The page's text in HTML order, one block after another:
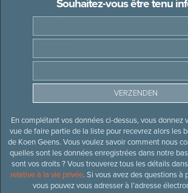
Souhaitez-vous être tenu
En complétant vos données ci-dessus, vous donnez
vue de faire partie de la liste pour recevrez alors les
de Koen Geens. Vous voulez savoir comment nous
quelles sont les données enregistrées dans notre
sont vos droits ? Vous trouverez tous les détails
relative à la vie privée. Si vous avez des questions à
vous pouvez vous adresser à l’adresse